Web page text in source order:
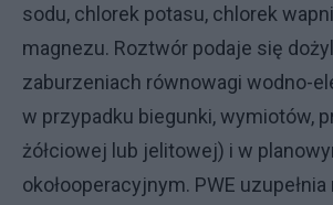
sodu, chlorek potasu, chlorek
magnezu. Roztwór podaje się
zaburzeniach równowagi wodno-
w przypadku biegunki, wymiotów,
żółciowej lub jelitowej) i w
okołooperacyjnym. PWE